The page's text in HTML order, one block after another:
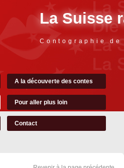
La Suisse
Contographie
A la découverte des contes
Pour aller plus loin
Contact